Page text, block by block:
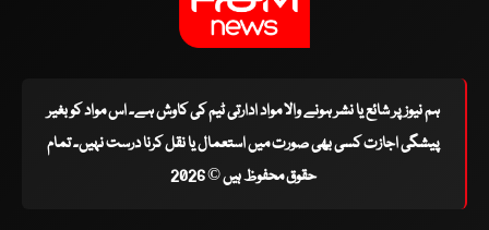
ہم نیوز پر شائع یا نشر ہونے والا مواد ادارتی ٹیم کی کاوش ہے۔ اس مواد کو بغیر
پیشگی اجازت کسی بھی صورت میں استعمال یا نقل کرنا درست نہیں۔ تمام
حقوق محفوظ ہیں © 2026